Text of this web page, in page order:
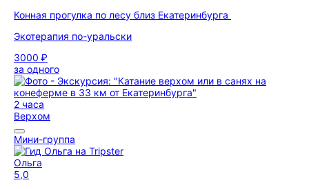
Конная прогулка по лесу близ Екатеринбурга
Экотерапия по-уральски
3000 ₽
за одного
2 часа
Верхом
Мини-группа
Ольга
5,0